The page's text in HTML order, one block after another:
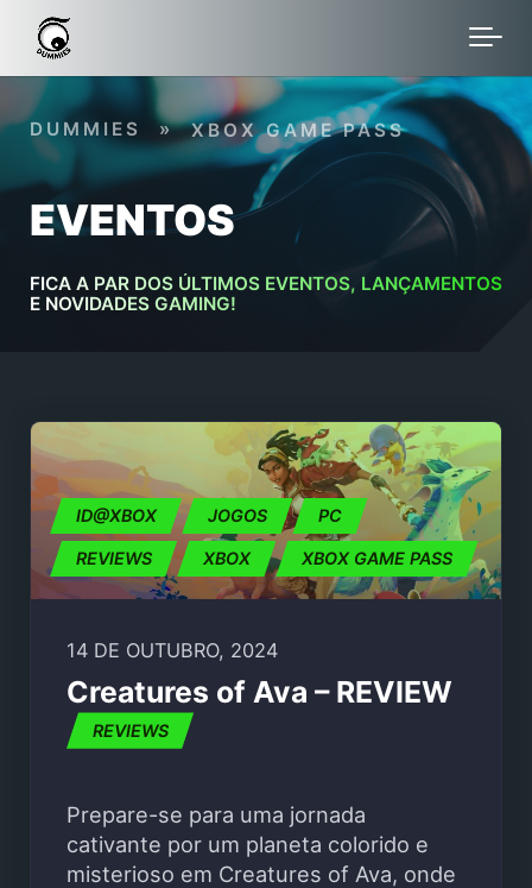
Skip to main content
EVENTOS
FICA A PAR DOS ÚLTIMOS EVENTOS, LANÇAMENTOS
E NOVIDADES GAMING!
DUMMIES » XBOX GAME PASS
ID@XBOX JOGOS PC
REVIEWS XBOX XBOX GAME PASS
14 DE OUTUBRO, 2024
Creatures of Ava – REVIEW
REVIEWS
Prepare-se para uma jornada
cativante por um planeta colorido e
misterioso em Creatures of Ava, onde